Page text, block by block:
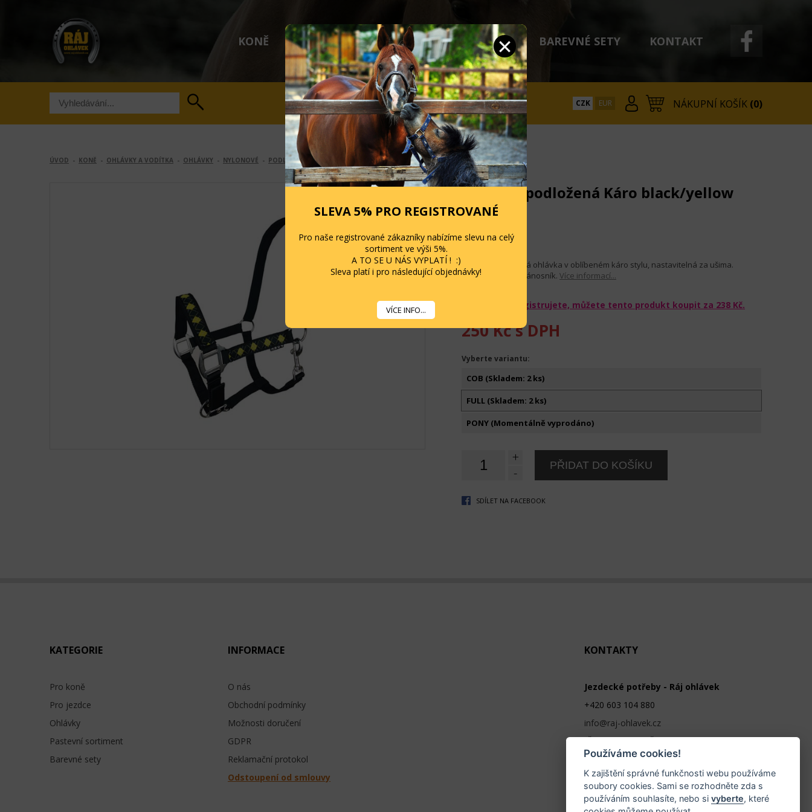
KONĚ JEZDCI STÁJ A OHRADA SLEVY BAREVNÉ SETY KONTAKT
NÁKUPNÍ KOŠÍK (0)
CZK EUR
ÚVOD - KONĚ - OHLÁVKY A VODÍTKA - OHLÁVKY - NYLONOVÉ - PODLOŽENÉ
Ohlávka podložená Káro black/yellow
Kód: 03190201
Skladem
Kvalitní, podložená ohlávka v oblíbeném káro stylu, nastavitelná za ušima.
Nastavitelný je i nánosník. Více informací...
Pokud se zaregistrujete, můžete tento produkt koupit za 238 Kč.
250 Kčs DPH
Vyberte variantu:
COB (Skladem: 2 ks)
FULL (Skladem: 2 ks)
PONY (Momentálně vyprodáno)
+
-
SDÍLET NA FACEBOOK
KATEGORIE
Pro koně
Pro jezdce
Ohlávky
Pastevní sortiment
Barevné sety
INFORMACE
O nás
Obchodní podmínky
Možnosti doručení
GDPR
Reklamační protokol
Odstoupení od smlouvy
KONTAKTY
Jezdecké potřeby - Ráj ohlávek
+420 603 104 880
info@raj-ohlavek.cz
IČ: 61655066, DIČ: CZ 740601140
SLEVA 5% PRO REGISTROVANÉ
Pro naše registrované zákazníky nabízíme slevu na celý
sortiment ve výši 5%.
A TO SE U NÁS VYPLATÍ ! :)
Sleva platí i pro následující objednávky!
VÍCE INFO...
Používáme cookies!
K zajištění správné funkčnosti webu používáme
soubory cookies. Sami se rozhodněte zda s
používáním souhlasíte, nebo si vyberte, které